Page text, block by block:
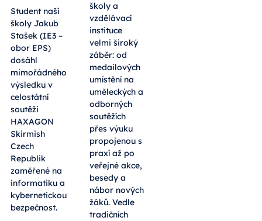
Student naší
školy Jakub
Stašek (IE3 –
obor EPS)
dosáhl
mimořádného
výsledku v
celostátní
soutěži
HAXAGON
Skirmish
Czech
Republik
zaměřené na
informatiku a
kybernetickou
bezpečnost.
školy a
vzdělávací
instituce
velmi široký
záběr: od
medailových
umístění na
uměleckých a
odborných
soutěžích
přes výuku
propojenou s
praxí až po
veřejné akce,
besedy a
nábor nových
žáků. Vedle
tradičních